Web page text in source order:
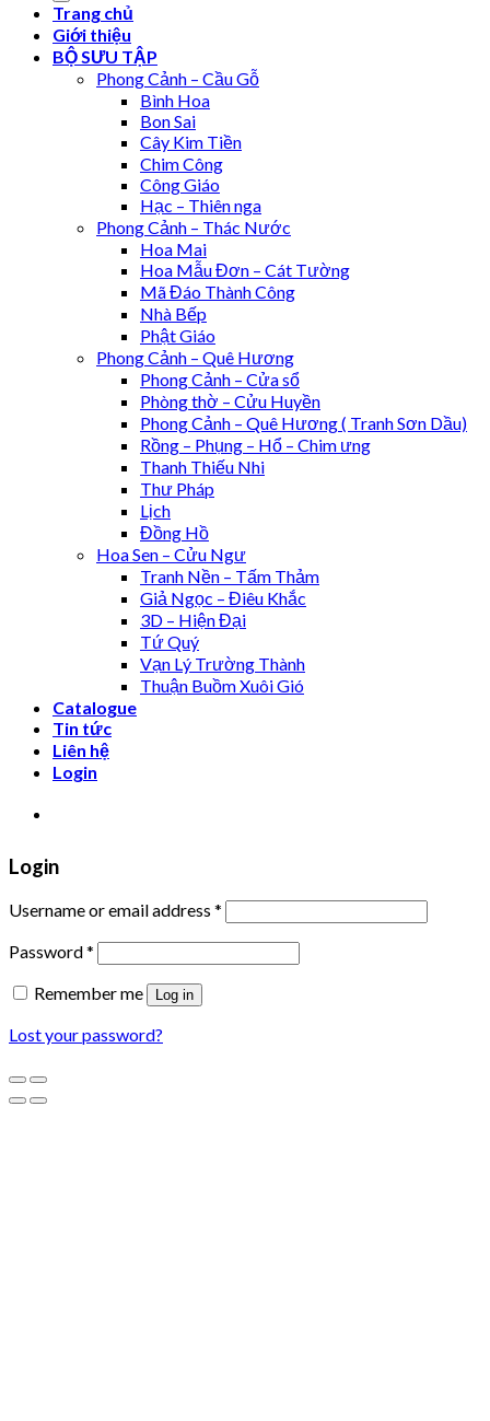
Trang chủ
Giới thiệu
BỘ SƯU TẬP
Phong Cảnh – Cầu Gỗ
Bình Hoa
Bon Sai
Cây Kim Tiền
Chim Công
Công Giáo
Hạc – Thiên nga
Phong Cảnh – Thác Nước
Hoa Mai
Hoa Mẫu Đơn – Cát Tường
Mã Đáo Thành Công
Nhà Bếp
Phật Giáo
Phong Cảnh – Quê Hương
Phong Cảnh – Cửa sổ
Phòng thờ – Cửu Huyền
Phong Cảnh – Quê Hương ( Tranh Sơn Dầu)
Rồng – Phụng – Hổ – Chim ưng
Thanh Thiếu Nhi
Thư Pháp
Lịch
Đồng Hồ
Hoa Sen – Cửu Ngư
Tranh Nền – Tấm Thảm
Giả Ngọc – Điêu Khắc
3D – Hiện Đại
Tứ Quý
Vạn Lý Trường Thành
Thuận Buồm Xuôi Gió
Catalogue
Tin tức
Liên hệ
Login
Login
Username or email address *
Password*
Remember me
Log in
Lost your password?